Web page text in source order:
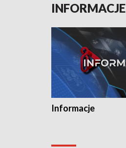
INFORMACJE
Informacje